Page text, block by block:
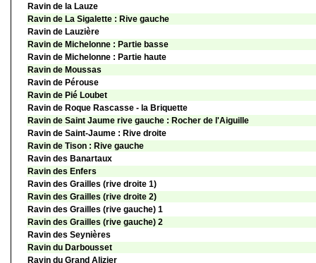
Ravin de la Lauze
Ravin de La Sigalette : Rive gauche
Ravin de Lauzière
Ravin de Michelonne : Partie basse
Ravin de Michelonne : Partie haute
Ravin de Moussas
Ravin de Pérouse
Ravin de Pié Loubet
Ravin de Roque Rascasse - la Briquette
Ravin de Saint Jaume rive gauche : Rocher de l'Aiguille
Ravin de Saint-Jaume : Rive droite
Ravin de Tison : Rive gauche
Ravin des Banartaux
Ravin des Enfers
Ravin des Grailles (rive droite 1)
Ravin des Grailles (rive droite 2)
Ravin des Grailles (rive gauche) 1
Ravin des Grailles (rive gauche) 2
Ravin des Seynières
Ravin du Darbousset
Ravin du Grand Alizier